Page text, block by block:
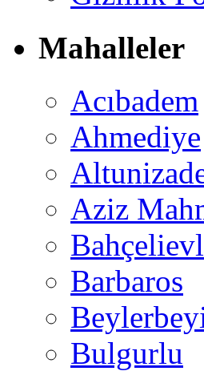
Mahalleler
Acıbadem
Ahmediye
Aziz
Barbaros
Bulgurlu